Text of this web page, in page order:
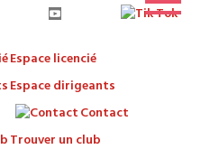
Espace licencié
Espace dirigeants
Contact
Trouver un club